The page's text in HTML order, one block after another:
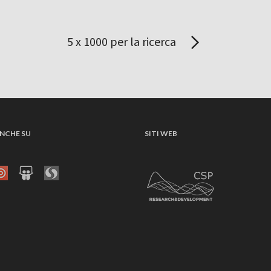
5 x 1000 per la ricerca
SU SITI WEB